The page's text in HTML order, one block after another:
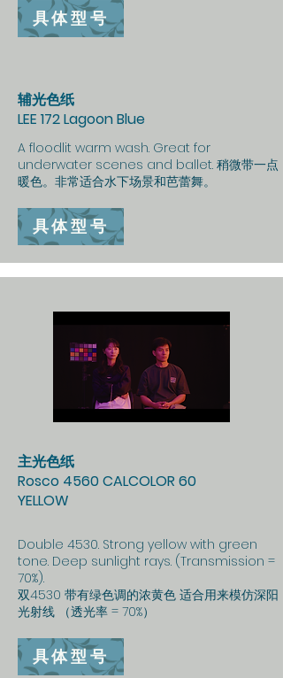
具体型号
辅光色纸
LEE 172 Lagoon Blue
A floodlit warm wash. Great for
underwater scenes and ballet. 稍微带一点
暖色。非常适合水下场景和芭蕾舞。
具体型号
主光色纸
Rosco 4560 CALCOLOR 60
YELLOW
Double 4530. Strong yellow with green
tone. Deep sunlight rays. (Transmission =
70%).
双4530 带有绿色调的浓黄色 适合用来模仿深阳
光射线 （透光率 = 70%）
具体型号